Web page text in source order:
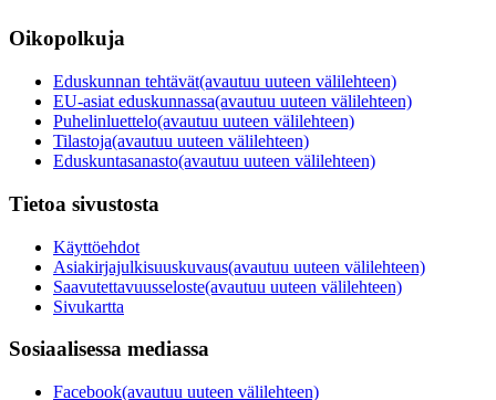
Oikopolkuja
Eduskunnan tehtävät(avautuu uuteen välilehteen)
EU-asiat eduskunnassa(avautuu uuteen välilehteen)
Puhelinluettelo(avautuu uuteen välilehteen)
Tilastoja(avautuu uuteen välilehteen)
Eduskuntasanasto(avautuu uuteen välilehteen)
Tietoa sivustosta
Käyttöehdot
Asiakirjajulkisuuskuvaus(avautuu uuteen välilehteen)
Saavutettavuusseloste(avautuu uuteen välilehteen)
Sivukartta
Sosiaalisessa mediassa
Facebook(avautuu uuteen välilehteen)